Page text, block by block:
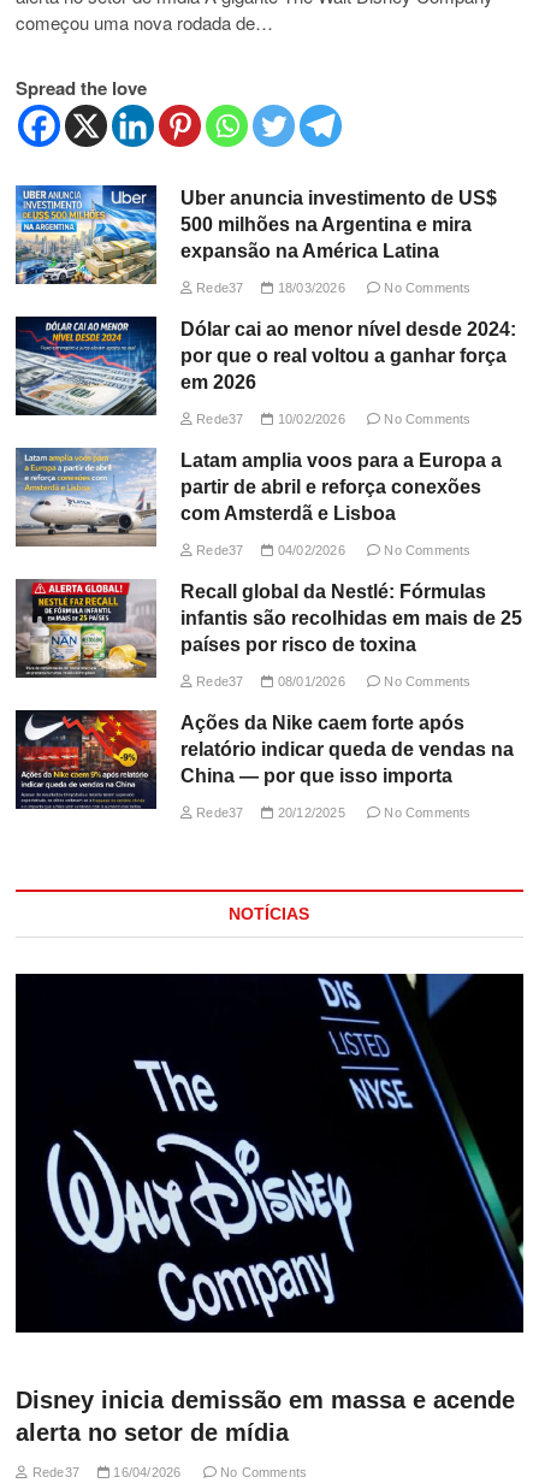
começou uma nova rodada de…
Spread the love
Uber anuncia investimento de US$
500 milhões na Argentina e mira
expansão na América Latina
Rede37 18/03/2026 No Comments
Dólar cai ao menor nível desde 2024:
por que o real voltou a ganhar força
em 2026
Rede37 10/02/2026 No Comments
Latam amplia voos para a Europa a
partir de abril e reforça conexões
com Amsterdã e Lisboa
Rede37 04/02/2026 No Comments
Recall global da Nestlé: Fórmulas
infantis são recolhidas em mais de 25
países por risco de toxina
Rede37 08/01/2026 No Comments
Ações da Nike caem forte após
relatório indicar queda de vendas na
China — por que isso importa
Rede37 20/12/2025 No Comments
NOTÍCIAS
Disney inicia demissão em massa e acende
alerta no setor de mídia
Rede37 16/04/2026 No Comments